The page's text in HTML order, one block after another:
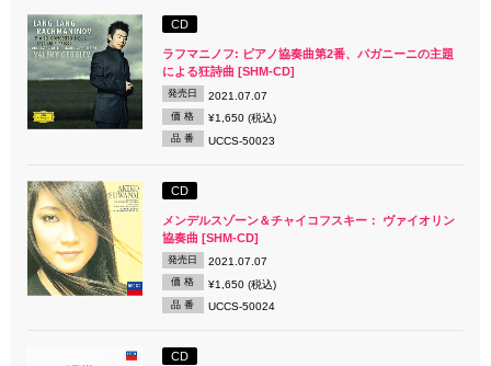
CD
ラフマニノフ: ピアノ協奏曲第2番、パガニーニの主題
による狂詩曲 [SHM-CD]
発売日 2021.07.07
価 格 ¥1,650 (税込)
品 番 UCCS-50023
CD
メンデルスゾーン＆チャイコフスキー： ヴァイオリン
協奏曲 [SHM-CD]
発売日 2021.07.07
価 格 ¥1,650 (税込)
品 番 UCCS-50024
CD